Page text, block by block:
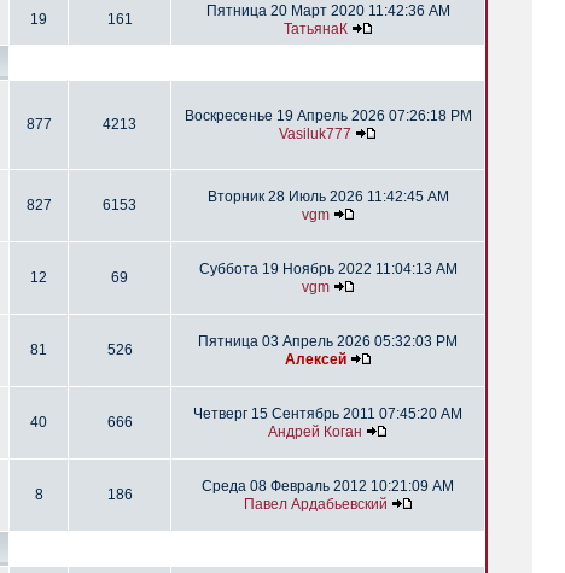
19 161
Пятница 20 Март 2020 11:42:36 AM
ТатьянаК
877 4213
Воскресенье 19 Апрель 2026 07:26:18 PM
Vasiluk777
827 6153
Вторник 28 Июль 2026 11:42:45 AM
vgm
12 69
Суббота 19 Ноябрь 2022 11:04:13 AM
vgm
81 526
Пятница 03 Апрель 2026 05:32:03 PM
Алексей
40 666
Четверг 15 Сентябрь 2011 07:45:20 AM
Андрей Коган
8 186
Среда 08 Февраль 2012 10:21:09 AM
Павел Ардабьевский